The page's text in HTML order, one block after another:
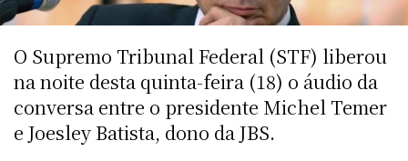
O Supremo Tribunal Federal (STF) liberou
na noite desta quinta-feira (18) o áudio da
conversa entre o presidente Michel Temer
e Joesley Batista, dono da JBS.